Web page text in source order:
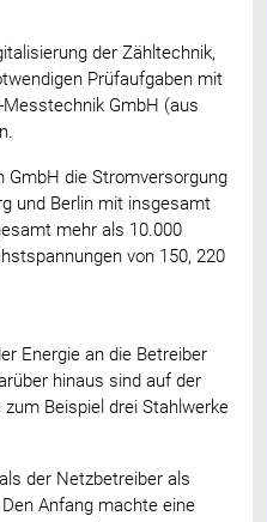
der Zähltechnik,
Prüfaufgaben mit
GmbH (aus
die Stromversorgung
und Berlin mit insgesamt
mehr als 10.000
von 150, 220
Energie an die Betreiber
hinaus sind auf der
Beispiel drei Stahlwerke
der Netzbetreiber als
Anfang machte eine